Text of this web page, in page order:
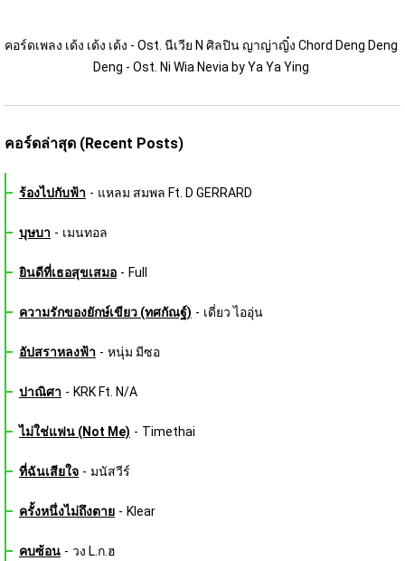
คอร์ดเพลง เด้ง เด้ง เด้ง - Ost. นีเวีย N ศิลปิน ญาญ่าญิ๋ง Chord Deng Deng
Deng - Ost. Ni Wia Nevia by Ya Ya Ying
คอร์ดล่าสุด (Recent Posts)
ร้องไปกับฟ้า - แหลม สมพล Ft. D GERRARD
บุษบา - เมนทอล
ยินดีที่เธอสุขเสมอ - Full
ความรักของยักษ์เขียว (ทศกัณฐ์) - เดี่ยว ไออุ่น
อัปสราหลงฟ้า - หนุ่ม มีซอ
ปาณิศา - KRK Ft. N/A
ไม่ใช่แฟน (Not Me) - Timethai
ที่ฉันเสียใจ - มนัสวีร์
ครั้งหนึ่งไม่ถึงตาย - Klear
คบซ้อน - วง L.ก.ฮ